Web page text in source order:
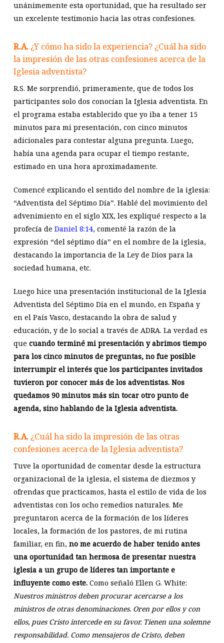
unánimemente esta oportunidad, que ha resultado ser
un excelente testimonio hacia las otras confesiones.
R.A.¿Y cómo ha sido la experiencia? ¿Cuál ha sido
la impresión de las otras confesiones acerca de la
Iglesia adventista?
R.S. Me sorprendió, primeramente, que de todos los
participantes solo dos conocían la Iglesia adventista. En
el programa estaba establecido que yo iba a tener 15
minutos para mi presentación, con cinco minutos
adicionales para contestar alguna pregunta. Luego,
había una agenda para ocupar el tiempo restante,
estimado en una hora aproximadamente.
Comencé explicando el sentido del nombre de la iglesia:
“Adventista del Séptimo Día”. Hablé del movimiento del
advenimiento en el siglo XIX, les expliqué respecto a la
profecía de Daniel 8:14, comenté la razón de la
expresión “del séptimo día” en el nombre de la iglesia,
destacando la importancia de la Ley de Dios para la
sociedad humana, etc.
Luego hice una presentación institucional de la Iglesia
Adventista del Séptimo Día en el mundo, en España y
en el País Vasco, destacando la obra de salud y
educación, y de lo social a través de ADRA. La verdad es
que cuando terminé mi presentación y abrimos tiempo
para los cinco minutos de preguntas, no fue posible
interrumpir el interés que los participantes invitados
tuvieron por conocer más de los adventistas. Nos
quedamos 90 minutos más sin tocar otro punto de
agenda, sino hablando de la Iglesia adventista.
R.A. ¿Cuál ha sido la impresión de las otras
confesiones acerca de la Iglesia adventista?
Tuve la oportunidad de comentar desde la estructura
organizacional de la iglesia, el sistema de diezmos y
ofrendas que practicamos, hasta el estilo de vida de los
adventistas con los ocho remedios naturales. Me
preguntaron acerca de la formación de los líderes
locales, la formación de los pastores, de mi rutina
familiar, en fin, no me acuerdo de haber tenido antes
una oportunidad tan hermosa de presentar nuestra
iglesia a un grupo de líderes tan importante e
influyente como este.Como señaló Ellen G. White:
Nuestros ministros deben procurar acercarse a los
ministros de otras denominaciones. Oren por ellos y con
ellos, pues Cristo intercede en su favor. Tienen una solemne
responsabilidad. Como mensajeros de Cristo, deben